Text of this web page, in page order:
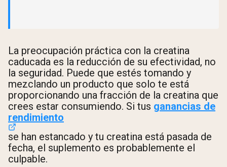
La preocupación práctica con la creatina
caducada es la reducción de su efectividad, no
la seguridad. Puede que estés tomando y
mezclando un producto que solo te está
proporcionando una fracción de la creatina que
crees estar consumiendo. Si tus ganancias de
rendimiento
se han estancado y tu creatina está pasada de
fecha, el suplemento es probablemente el
culpable.